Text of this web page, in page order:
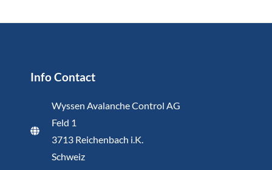
Info Contact
Wyssen Avalanche Control AG
Feld 1
3713 Reichenbach i.K.
Schweiz